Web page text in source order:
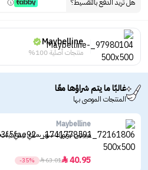
هل تريد الدفع بالتقسيط؟
Maybelline
منتجات أصلية 100%
غالبًا ما يتم شراؤها معًا
المنتجات الموصى بها
Maybelline
ميبيلين نيويورك سوبر ستاي تيدي تينت
40.95

63.01

-35%